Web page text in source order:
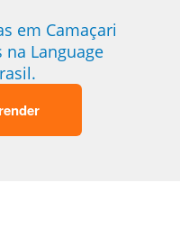
em Camaçari
Language